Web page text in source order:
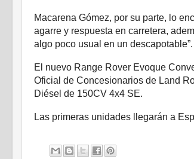
Macarena Gómez, por su parte, lo
agarre y respuesta en carretera,
algo poco usual en un descapotable”.
El nuevo Range Rover Evoque
Oficial de Concesionarios de Land
Diésel de 150CV 4x4 SE.
Las primeras unidades llegarán a